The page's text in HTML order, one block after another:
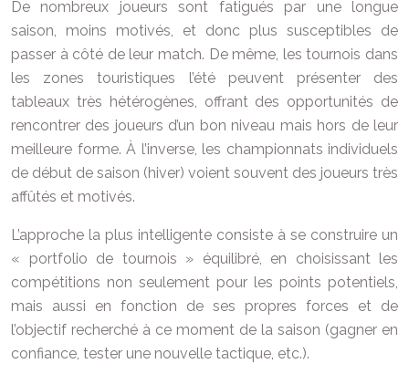
De nombreux joueurs sont fatigués par une longue
saison, moins motivés, et donc plus susceptibles de
passer à côté de leur match. De même, les tournois dans
les zones touristiques l’été peuvent présenter des
tableaux très hétérogènes, offrant des opportunités de
rencontrer des joueurs d’un bon niveau mais hors de leur
meilleure forme. À l’inverse, les championnats individuels
de début de saison (hiver) voient souvent des joueurs très
affûtés et motivés.
L’approche la plus intelligente consiste à se construire un
« portfolio de tournois » équilibré, en choisissant les
compétitions non seulement pour les points potentiels,
mais aussi en fonction de ses propres forces et de
l’objectif recherché à ce moment de la saison (gagner en
confiance, tester une nouvelle tactique, etc.).